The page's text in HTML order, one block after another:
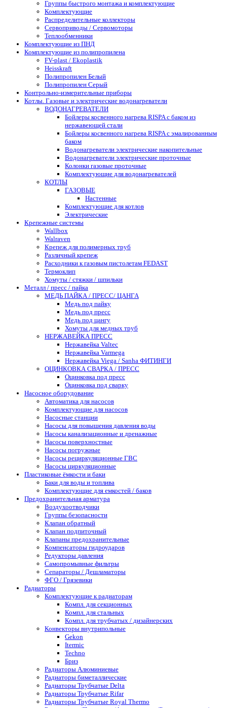
Группы быстрого монтажа и комплектующие
Комплектующие
Распределительные коллекторы
Сервоприводы / Сервомоторы
Теплообменники
Комплектующие из ПНД
Комплектующие из полипропилена
FV-plast / Ekoplastik
Heisskraft
Полипропилен Белый
Полипропилен Серый
Контрольно-измерительные приборы
Котлы. Газовые и электрические водонагреватели
ВОДОНАГРЕВАТЕЛИ
Бойлеры косвенного нагрева RISPA с баком из
нержавеющей стали
Бойлеры косвенного нагрева RISPA с эмалированным
баком
Водонагреватели электрические накопительные
Водонагреватели электрические проточные
Колонки газовые проточные
Комплектующие для водонагревателей
КОТЛЫ
ГАЗОВЫЕ
Настенные
Комплектующие для котлов
Электрические
Крепежные системы
Wallbox
Walraven
Крепеж для полимерных труб
Различный крепеж
Расходники к газовым пистолетам FEDAST
Термоклип
Хомуты / стяжки / шпильки
Металл / пресс / пайка
МЕДЬ ПАЙКА / ПРЕСС/ ЦАНГА
Медь под пайку
Медь под пресс
Медь под цангу
Хомуты для медных труб
НЕРЖАВЕЙКА ПРЕСС
Нержавейка Valtec
Нержавейка Varmega
Нержавейка Viega / Sanha ФИТИНГИ
ОЦИНКОВКА СВАРКА / ПРЕСС
Оцинковка под пресс
Оцинковка под сварку
Насосное оборудование
Автоматика для насосов
Комплектующие для насосов
Насосные станции
Насосы для повышения давления воды
Насосы канализационные и дренажные
Насосы поверхностные
Насосы погружные
Насосы рециркуляционные ГВС
Насосы циркуляционные
Пластиковые ёмкости и баки
Баки для воды и топлива
Комплектующие для емкостей / баков
Предохранительная арматура
Воздухоотводчики
Группы безопасности
Клапан обратный
Клапан подпиточный
Клапаны предохранительные
Компенсаторы гидроударов
Редукторы давления
Самопромывные фильтры
Сепараторы / Дешламаторы
ФГО / Грязевики
Радиаторы
Комплектующие к радиаторам
Компл. для секционных
Компл. для стальных
Компл. для трубчатых / дизайнерских
Конвекторы внутрипольные
Gekon
Itermic
Techno
Бриз
Радиаторы Алюминиевые
Радиаторы биметаллические
Радиаторы Трубчатые Delta
Радиаторы Трубчатые Rifar
Радиаторы Трубчатые Royal Thermo